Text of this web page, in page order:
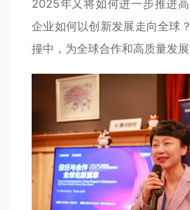
2025年又将如何进一步推进
企业如何以创新发展走向全球
撞中，为全球合作和高质量发展